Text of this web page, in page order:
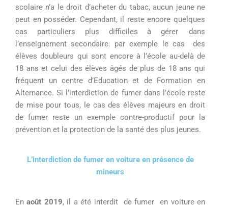
scolaire n’a le droit d’acheter du tabac, aucun jeune ne
peut en posséder. Cependant, il reste encore quelques
cas particuliers plus difficiles à gérerdans
l’enseignement secondaire: par exemple le cas des
élèves doubleurs qui sont encore à l’école au-delà de
18 ans et celui des élèves âgés de plus de 18 ans qui
fréquent un centre d’Education et de Formation en
Alternance.Si l’interdiction de fumer dans l’école reste
de mise pour tous, le cas des élèves majeurs en droit
de fumer reste un exemple contre-productif pour la
prévention et la protection de la santé des plus jeunes.
L’interdiction de fumer en voiture en présence de
mineurs
Enaoût 2019,il a été interdit de fumer
en voiture en